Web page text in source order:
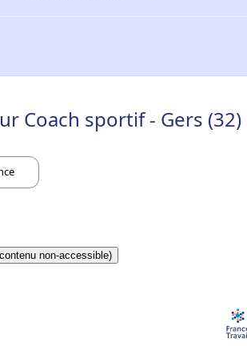
Coach sportif - Gers (32)
non-accessible)